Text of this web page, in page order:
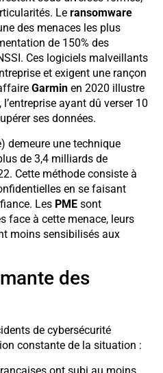
Le ransomware
des menaces les plus
de 150% des
Ces logiciels malveillants
et exigent une rançon
Garmin en 2020 illustre
ayant dû verser 10
ses données.
demeure une technique
de 3,4 milliards de
Cette méthode consiste à
en se faisant
Les PME sont
face à cette menace, leurs
moins sensibilisés aux
des
de cybersécurité
constante de la situation :
ont subi au moins